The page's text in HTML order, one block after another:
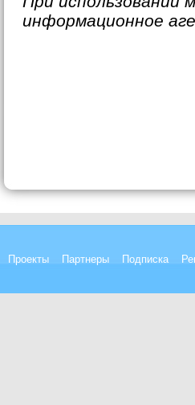
информационное
Проекты Партнеры Подписка